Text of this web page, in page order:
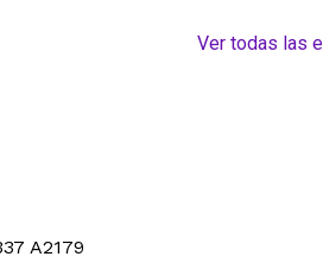
Ver todas las
A2179